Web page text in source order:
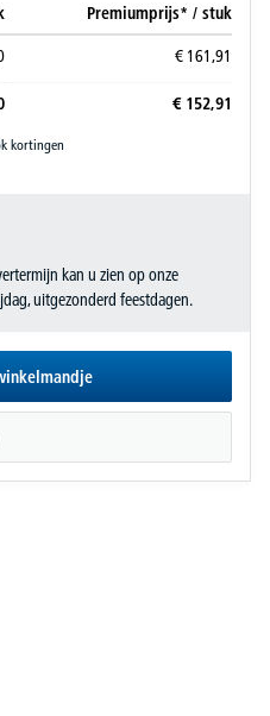
Premiumprijs* / stuk
€ 161,91
€ 152,91
kortingen
kan u zien op onze
uitgezonderd feestdagen.